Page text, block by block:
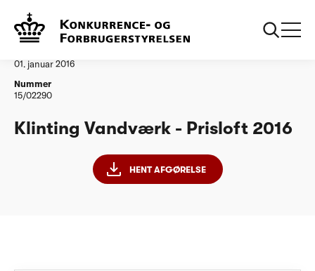
Vandtilsyn
01. januar 2016
Nummer
15/02290
Klinting Vandværk - Prisloft 2016
HENT AFGØRELSE